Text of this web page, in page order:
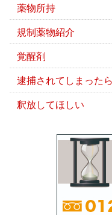
薬物所持
規制薬物紹介
覚醒剤
逮捕されてしまったら
釈放してほしい